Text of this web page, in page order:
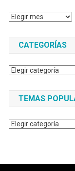
Archivos
CATEGORÍAS
Categorías
TEMAS
Temas